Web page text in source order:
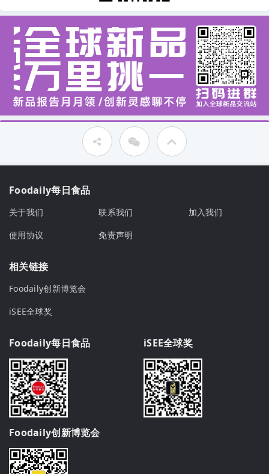
Foodaily每日食品
关于我们 联系我们
加入我们
使用协议
免责声明
相关链接
Foodaily创新博览会
iSEE全球奖
Foodaily每日食品 iSEE全球奖
Foodaily创新博览会